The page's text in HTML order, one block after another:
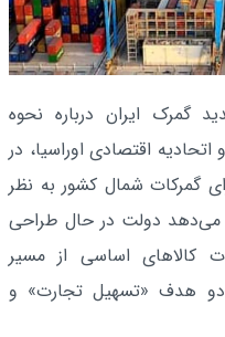
گمرک ایران درباره نحوه
اقتصادی اوراسیا، در
گمرکات شمال کشور به نظر
می‌دهد دولت در حال طراحی
کالاهای اساسی از مسیر
دو هدف «تسهیل تجارت» و